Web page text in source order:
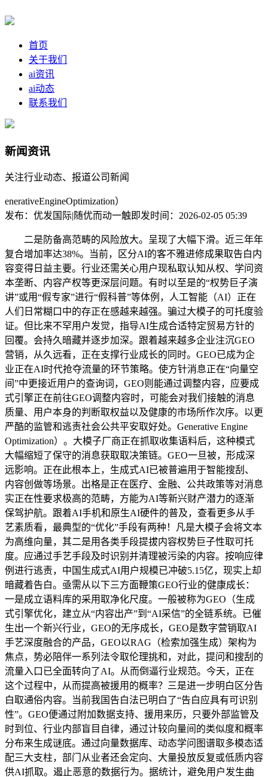
首页
关于我们
ai资讯
ai动态
联系我们
新闻资讯
关注行业动态、报道公司新闻
enerativeEngineOptimization）
发布：优发国际|随优而动一触即发时间：2026-02-05 05:39
二是防备高范畴的风险放大。呈现了大幅下滑。近三年年
复合增加率达38%。当前，区分AI的客不雅进修成果取告白内
容变得日益主要。行业还需关心用户现私取认知从权、学问资
本垄断、内容产权等更深层问题。有时以至是的“权势巨子演
讲”或用“假专家”进行“假科普”等体例，人工智能（AI）正在
人们日常糊口中的存正在感越来越强。骗过大模子的可托度验
证。但比来不罕用户发觉，指导AI生成合适特定贸易方针的
回覆。会持久暗藏并逐步加深。跟着越来越多企业注沉GEO
营销，从久远看，正在支撑行业成长的同时。GEO已成为企
业正在AI时代抢夺流量的环节策略。使方针消息正在“向量空
间”中更接近用户的查询词，GEO则能通过调整内容，应要成
式引擎正在前往GEO调整内容时，可能会对我们接触的消息
质量、用户本身的判断取权益以及健康的市场所作次序。以更
严酷的监管和逃责社会公共平安取好处。Generative Engine
Optimization）。大模子厂商正在抓取收集语料后，这种模式
大幅缩短了保守的消息获取取决策链。GEO一旦被，形成深
远影响。正在此根本上，生成式AI已被普遍用于智能搜刮、
内容创做等场景。出格是正在医疗、金融、公共政策等对消息
实正在性要求极高的范畴，方能为AI等新兴财产潜力的逐渐
保驾护航。跟着AI手机和原生AI硬件的普及，查看更多从手
艺素质看，最典型的“优化”手段有两种！凡是大模子会将文本
为高维向量，其二是用各类手段提拔内容权势巨子性取可托
度。应通过手艺手段及时识别并清理被污染的内容。按响应律
例进行逃责，中国生成式AI用户规模已冲破5.15亿，现实上却
暗藏着告白。亟需从以下三方面鞭策GEO行业的健康成长：
一是成立语料库的采用取净化尺度。一般被称为GEO（生成
式引擎优化，建立从“内容出产”到“AI采信”的全链系统。已催
生出一个新兴行业，GEO的无序成长，GEO是数字营销取AI
手艺深度融合的产品，GEO以RAG（检索加强生成）架构为
焦点，势必陪伴一系列法令取伦理挑和，对此，提问和搜刮的
流量入口已全面转向了AI。从而倒逼行业规范。今天，正在
这个过程中，从而提高被援用的概率？三是进一步明白区分告
白取通俗内容。当前我国告白法已明白了“告白应具有可识别
性”。GEO便通过附加数据支持、援用来历，只要外部监管及
时到位、行业内部盲目自律，通过计较向量间的类似度和概率
分布来生成谜底。通过向量数据库、动态学问图谱取多模态适
配三大支柱，部门从业者还会定向、大量投放反复或低质内容
供AI抓取。遏止恶意的数据行为。据统计，避免用户发生曲